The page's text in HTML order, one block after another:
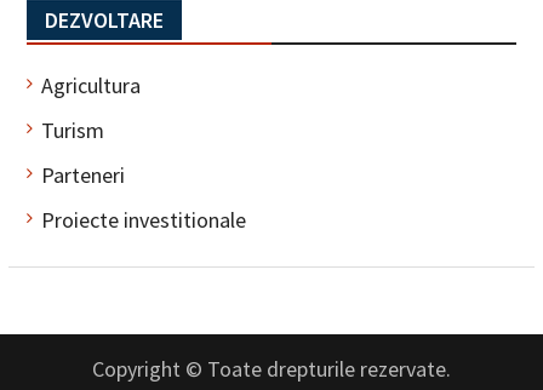
DEZVOLTARE
Agricultura
Turism
Parteneri
Proiecte investitionale
Copyright © Toate drepturile rezervate.